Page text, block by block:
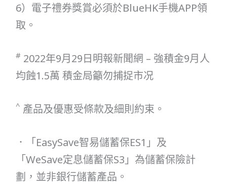
6）電子禮券獎賞必須於BlueHK手機APP領
取。
#2022年9月29日明報新聞網 – 強積金9月人
均蝕1.5萬 積金局籲勿捕捉市况
^ 產品及優惠受條款及細則約束。
．「EasySave智易儲蓄保ES1」及
「WeSave定息儲蓄保S3」為儲蓄保險計
劃，並非銀行儲蓄產品。